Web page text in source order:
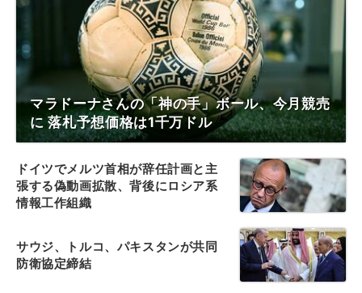
マラドーナさんの「神の手」ボール、今月競売
に 落札予想価格は1千万ドル
ドイツでメルツ首相が辞任計画と主
張する偽動画拡散、背後にロシア系
情報工作組織
サウジ、トルコ、パキスタンが共同
防衛協定締結